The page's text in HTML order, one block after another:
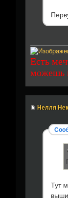
Есть
можешь
Нелля
Тут